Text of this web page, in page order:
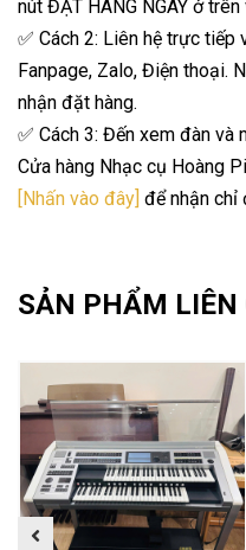
nút ĐẶT HÀNG NGAY ở
✅ Cách 2: Liên hệ trực tiếp
Fanpage, Zalo, Điện thoại.
nhận đặt hàng.
✅ Cách 3: Đến xem đàn và
Cửa hàng Nhạc cụ Hoàng
[Nhấn vào đây] để nhận chỉ
SẢN PHẨM LIÊN